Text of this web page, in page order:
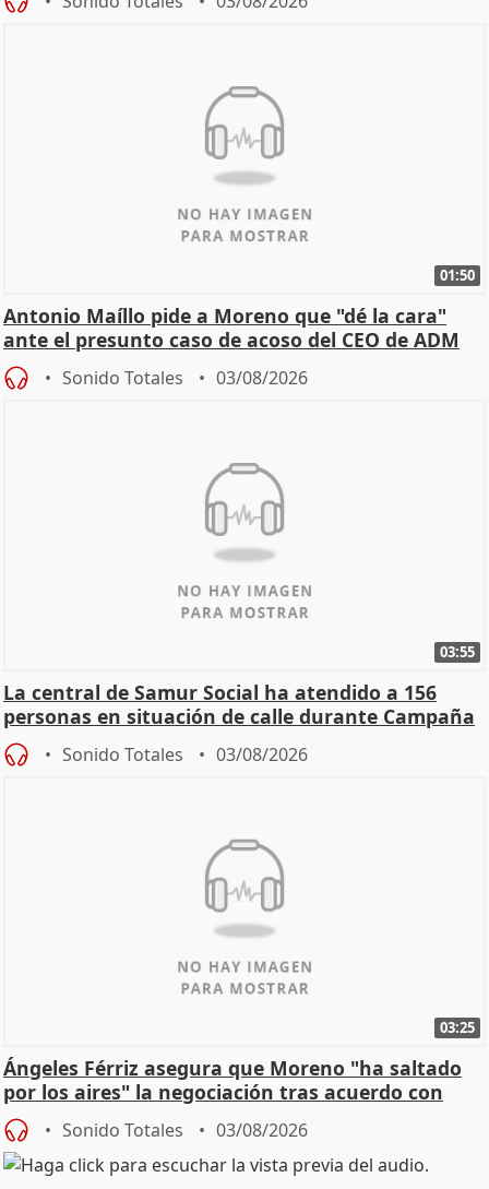
01:50
Antonio Maíllo pide a Moreno que "dé la cara"
ante el presunto caso de acoso del CEO de ADM
Sonido Totales 03/08/2026
03:55
La central de Samur Social ha atendido a 156
personas en situación de calle durante Campaña
de Calor
Sonido Totales 03/08/2026
03:25
Ángeles Férriz asegura que Moreno "ha saltado
por los aires" la negociación tras acuerdo con
SMA
Sonido Totales 03/08/2026